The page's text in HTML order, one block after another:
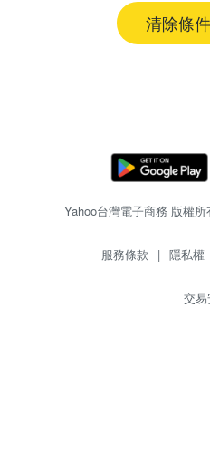
清除條
Yahoo台灣電子商務 版權
服務條款 | 隱私權
交易